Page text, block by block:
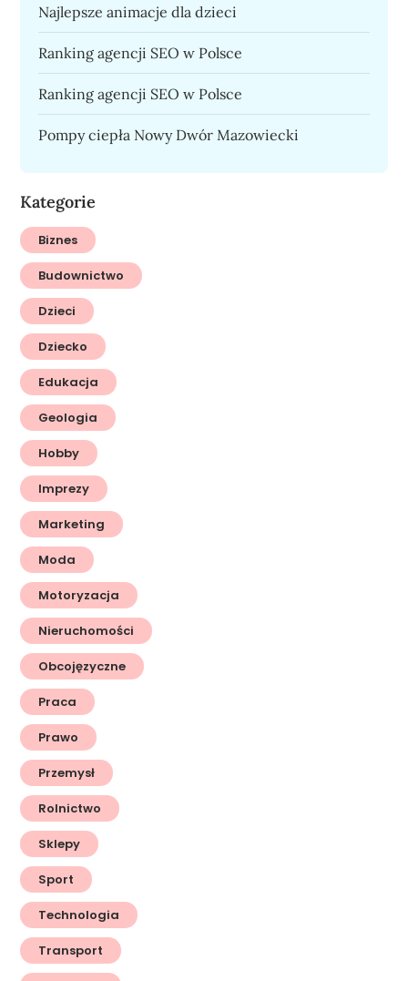
Najlepsze animacje dla dzieci
Ranking agencji SEO w Polsce
Ranking agencji SEO w Polsce
Pompy ciepła Nowy Dwór Mazowiecki
Kategorie
Biznes
Budownictwo
Dzieci
Dziecko
Edukacja
Geologia
Hobby
Imprezy
Marketing
Moda
Motoryzacja
Nieruchomości
Obcojęzyczne
Praca
Prawo
Przemysł
Rolnictwo
Sklepy
Sport
Technologia
Transport